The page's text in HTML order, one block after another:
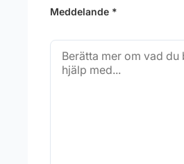
Meddelande *